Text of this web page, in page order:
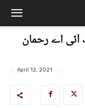
آئی اے رحمان
April 12, 2021